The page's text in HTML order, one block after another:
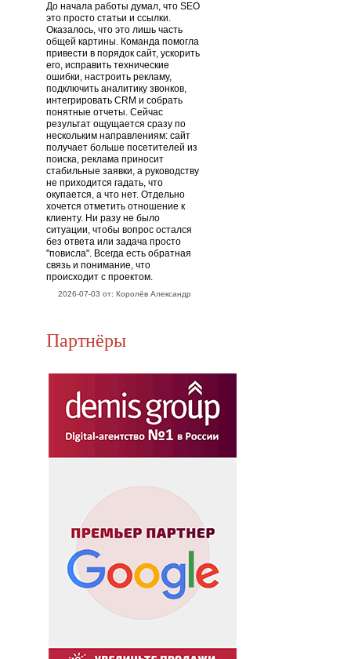
До начала работы думал, что SEO
это просто статьи и ссылки.
Оказалось, что это лишь часть
общей картины. Команда помогла
привести в порядок сайт, ускорить
его, исправить технические
ошибки, настроить рекламу,
подключить аналитику звонков,
интегрировать CRM и собрать
понятные отчеты. Сейчас
результат ощущается сразу по
нескольким направлениям: сайт
получает больше посетителей из
поиска, реклама приносит
стабильные заявки, а руководству
не приходится гадать, что
окупается, а что нет. Отдельно
хочется отметить отношение к
клиенту. Ни разу не было
ситуации, чтобы вопрос остался
без ответа или задача просто
"повисла". Всегда есть обратная
связь и понимание, что
происходит с проектом.
2026-07-03 от: Королёв Александр
Партнёры